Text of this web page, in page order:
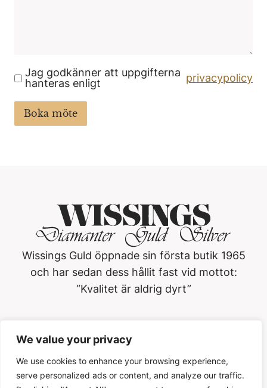
We value your privacy
We use cookies to enhance your browsing experience,
serve personalized ads or content, and analyze our traffic.
Jag godkänner att uppgifterna
hanteras enligt
privacypolicy
Boka möte
Wissings Guld öppnade sin första butik 1965
och har sedan dess hållit fast vid mottot:
“Kvalitet är aldrig dyrt”
Köpmangatan 3, 722 15, Västerås
021-13 01 20
Öppettider